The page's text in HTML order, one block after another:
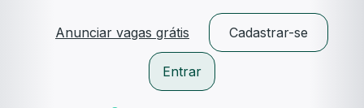
Anunciar vagas grátis Cadastrar-se
Entrar